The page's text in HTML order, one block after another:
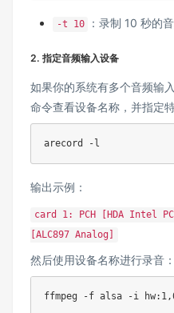
-t 10 ：录制 10 秒的音
2. 指定音频输入设备
如果你的系统有多个音频输
命令查看设备名称，并指定
arecord -l
输出示例：
card 1: PCH [HDA Intel
[ALC897 Analog]
然后使用设备名称进行录音：
ffmpeg -f alsa -i hw:1,0